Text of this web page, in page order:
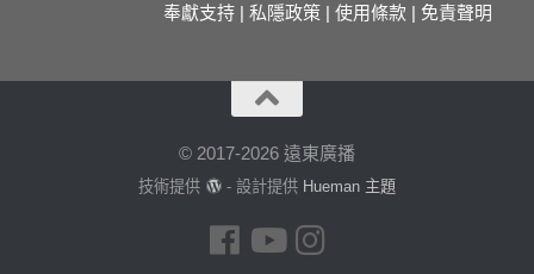
奉獻支持 | 私隱政策 | 使用條款 | 免責聲明
© 2017-2026 遠東廣播
技術提供 - 設計提供 Hueman 主題